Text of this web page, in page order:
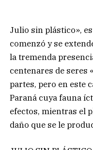
Julio sin plástico»,
comenzó y se
la tremenda
centenares de seres
partes, pero en este
Paraná cuya fauna
efectos, mientras el
daño que se le